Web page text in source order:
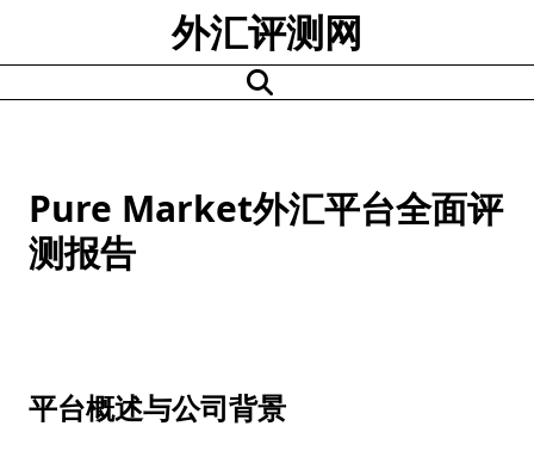
content
外汇评测网
Pure Market外汇平台全面评
测报告
平台概述与公司背景